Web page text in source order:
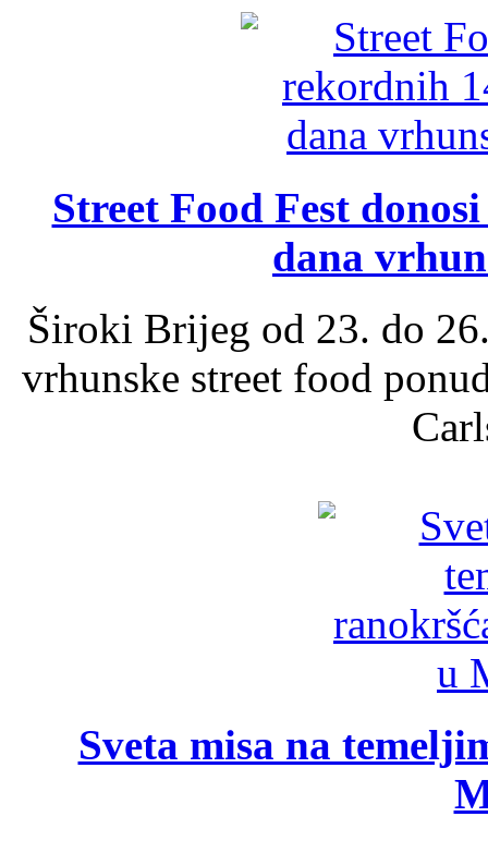
Street Food Fest
dana
Široki Brijeg od 23. do
vrhunske street food
Sveta misa na